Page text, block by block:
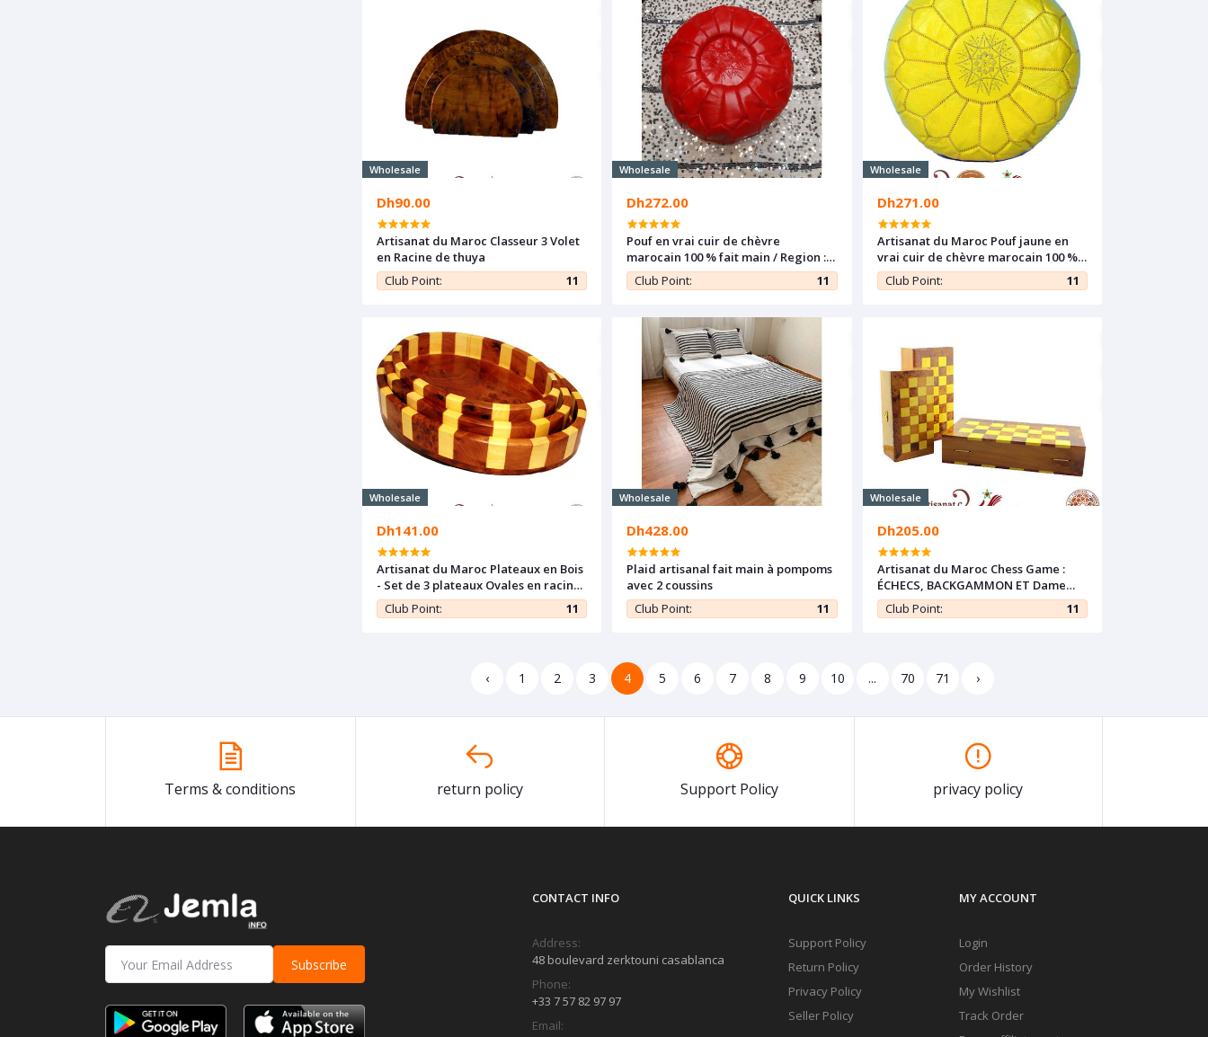
Wholesale
Dh90.00
Artisanat du Maroc Classeur 3 Volet
en Racine de thuya
Club Point:
11
Wholesale
Dh272.00
Pouf en vrai cuir de chèvre
marocain 100 % fait main / Region :
Marrakech
Club Point: 11
Wholesale
Dh271.00
Artisanat du Maroc Pouf jaune en
vrai cuir de chèvre marocain 100 %
fait main / Region : Marrakech
Club Point: 11
Wholesale
Dh141.00
Artisanat du Maroc Plateaux en Bois
- Set de 3 plateaux Ovales en racine
de thuya et citronnier
Club Point: 11
Wholesale
Dh428.00
Plaid artisanal fait main à pompoms
avec 2 coussins
Club Point:
11
Wholesale
Dh205.00
Artisanat du Maroc Chess Game :
ÉCHECS, BACKGAMMON ET Dame
avec du Thuya et le citronnier.
Club Point: 11
‹ 1 2 3 4 5 6 7 8 9 10 ... 70 71 ›
Terms & conditions return policy Support Policy privacy policy
Subscribe
CONTACT INFO
Address:
48 boulevard zerktouni casablanca
Phone:
+33 7 57 82 97 97
Email:
QUICK LINKS
Support Policy
Return Policy
Privacy Policy
Seller Policy
MY ACCOUNT
Login
Order History
My Wishlist
Track Order